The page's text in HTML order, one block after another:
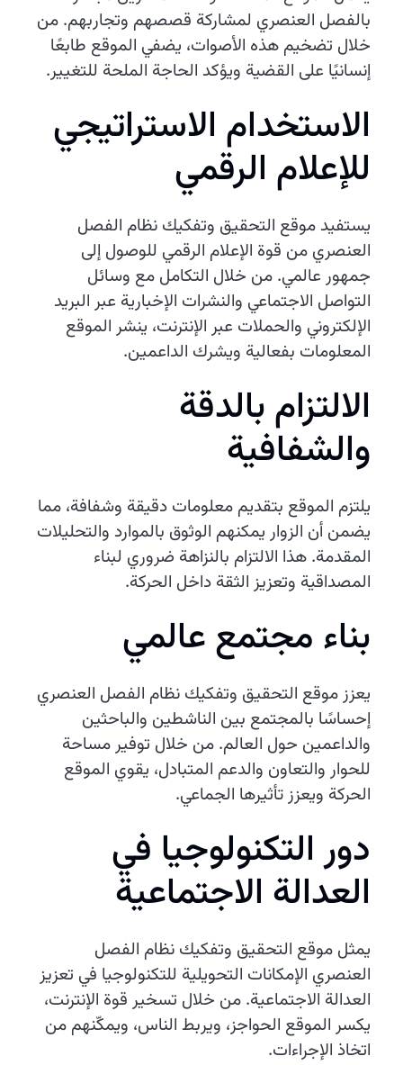
بالفصل العنصري لمشاركة قصصهم وتجاربهم. من
خلال تضخيم هذه الأصوات، يضفي الموقع طابعًا
إنسانيًا على القضية ويؤكد الحاجة الملحة للتغيير.
الاستخدام الاستراتيجي
للإعلام الرقمي
يستفيد موقع التحقيق وتفكيك نظام الفصل
العنصري من قوة الإعلام الرقمي للوصول إلى
جمهور عالمي. من خلال التكامل مع وسائل
التواصل الاجتماعي والنشرات الإخبارية عبر البريد
الإلكتروني والحملات عبر الإنترنت، ينشر الموقع
المعلومات بفعالية ويشرك الداعمين.
الالتزام بالدقة
والشفافية
يلتزم الموقع بتقديم معلومات دقيقة وشفافة، مما
يضمن أن الزوار يمكنهم الوثوق بالموارد والتحليلات
المقدمة. هذا الالتزام بالنزاهة ضروري لبناء
المصداقية وتعزيز الثقة داخل الحركة.
بناء مجتمع عالمي
يعزز موقع التحقيق وتفكيك نظام الفصل العنصري
إحساسًا بالمجتمع بين الناشطين والباحثين
والداعمين حول العالم. من خلال توفير مساحة
للحوار والتعاون والدعم المتبادل، يقوي الموقع
الحركة ويعزز تأثيرها الجماعي.
دور التكنولوجيا في
العدالة الاجتماعية
يمثل موقع التحقيق وتفكيك نظام الفصل
العنصري الإمكانات التحويلية للتكنولوجيا في تعزيز
العدالة الاجتماعية. من خلال تسخير قوة الإنترنت،
يكسر الموقع الحواجز، ويربط الناس، ويمكّنهم من
اتخاذ الإجراءات.